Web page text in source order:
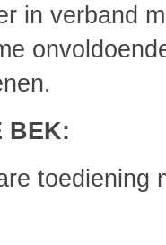
in verband
BEK:
toediening